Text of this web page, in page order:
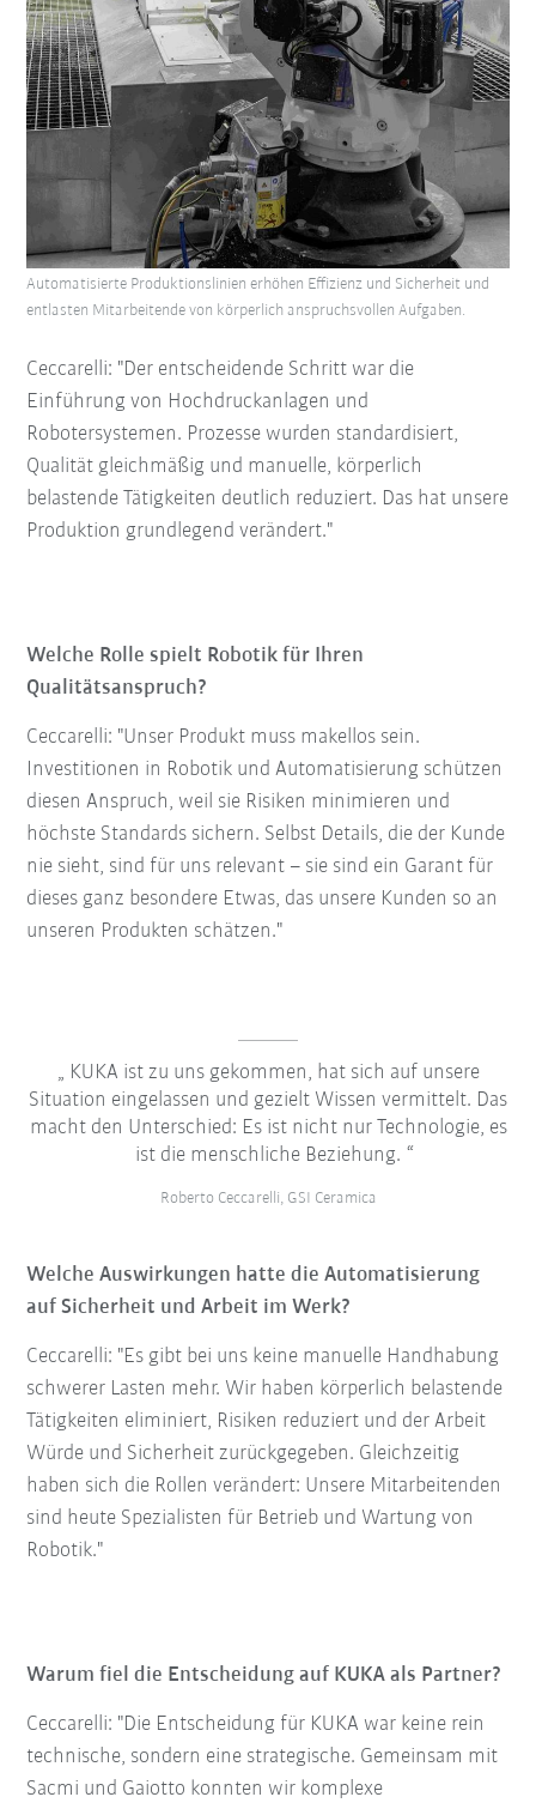
Ceccarelli: "Der entscheidende Schritt war die
Einführung von Hochdruckanlagen und
Robotersystemen. Prozesse wurden standardisiert,
Qualität gleichmäßig und manuelle, körperlich
belastende Tätigkeiten deutlich reduziert. Das hat unsere
Produktion grundlegend verändert."
Automatisierte Produktionslinien erhöhen Effizienz und Sicherheit und
entlasten Mitarbeitende von körperlich anspruchsvollen Aufgaben.
Welche Rolle spielt Robotik für Ihren
Qualitätsanspruch?
Ceccarelli: "Unser Produkt muss makellos sein.
Investitionen in Robotik und Automatisierung schützen
diesen Anspruch, weil sie Risiken minimieren und
höchste Standards sichern. Selbst Details, die der Kunde
nie sieht, sind für uns relevant – sie sind ein Garant für
dieses ganz besondere Etwas, das unsere Kunden so an
unseren Produkten schätzen."
KUKA ist zu uns gekommen, hat sich auf unsere
Situation eingelassen und gezielt Wissen vermittelt. Das
macht den Unterschied: Es ist nicht nur Technologie, es
ist die menschliche Beziehung.
Roberto Ceccarelli, GSI Ceramica
Welche Auswirkungen hatte die Automatisierung
auf Sicherheit und Arbeit im Werk?
Ceccarelli: "Es gibt bei uns keine manuelle Handhabung
schwerer Lasten mehr. Wir haben körperlich belastende
Tätigkeiten eliminiert, Risiken reduziert und der Arbeit
Würde und Sicherheit zurückgegeben. Gleichzeitig
haben sich die Rollen verändert: Unsere Mitarbeitenden
sind heute Spezialisten für Betrieb und Wartung von
Robotik."
Warum fiel die Entscheidung auf KUKA als Partner?
Ceccarelli: "Die Entscheidung für KUKA war keine rein
technische, sondern eine strategische. Gemeinsam mit
Sacmi und Gaiotto konnten wir komplexe